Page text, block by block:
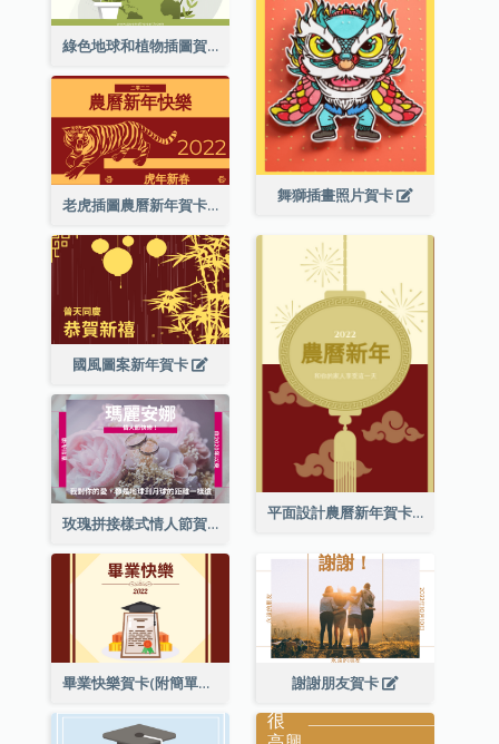
綠色地球和植物插圖賀卡
舞獅插畫照片賀卡
老虎插圖農曆新年賀卡
國風圖案新年賀卡
平面設計農曆新年賀卡與裝飾
玫瑰拼接樣式情人節賀卡
畢業快樂賀卡(附簡單配圖) 謝謝朋友賀卡